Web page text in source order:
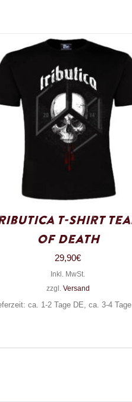
T-Shirt
of Death
29,90€
Inkl. MwSt.
zzgl. Versand
ca. 1-2 Tage DE, ca. 3-4